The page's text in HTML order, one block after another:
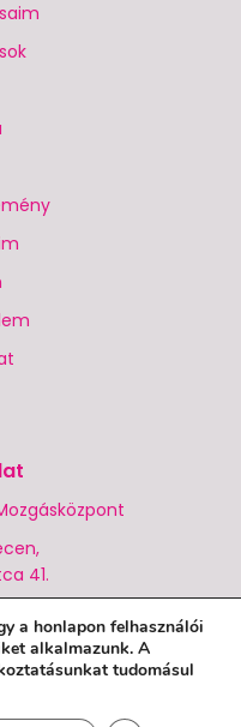
41.
jog fenntartva.
a honlapon felhasználói
alkalmazunk. A
tudomásul